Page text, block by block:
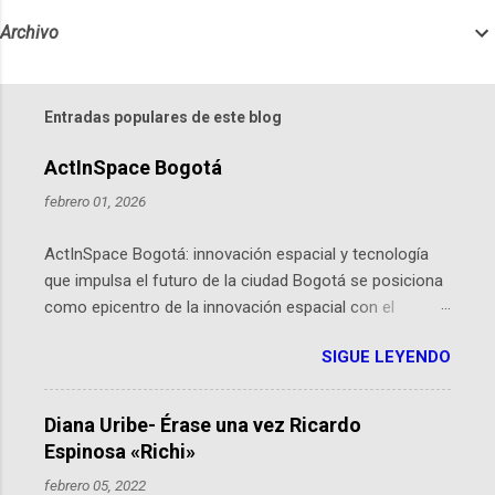
Archivo
Entradas populares de este blog
ActInSpace Bogotá
febrero 01, 2026
ActInSpace Bogotá: innovación espacial y tecnología
que impulsa el futuro de la ciudad Bogotá se posiciona
como epicentro de la innovación espacial con el
hackathon global que convierte tecnologías de la
Agencia Espacial Europea en soluciones prácticas para
la vida cotidiana. Este evento, organizado por el
Planetario de Bogotá del Idartes y la Universidad de los
Andes, reúne a expertos como el presidente de Airbus
SIGUE LEYENDO
Diana Uribe- Érase una vez Ricardo
Espinosa «Richi»
febrero 05, 2022